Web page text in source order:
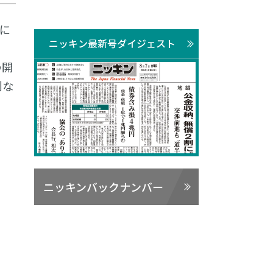
ニッキン最新号ダイジェスト
ニッキンバックナンバー